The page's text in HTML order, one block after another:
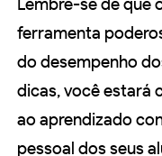
ferramenta
do desempenho
dicas, você estará
ao aprendizado
pessoal dos seus